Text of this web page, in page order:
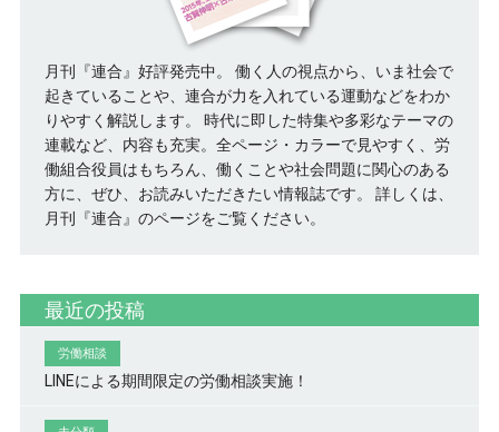
月刊『連合』好評発売中。 働く人の視点から、いま社会で
起きていることや、連合が力を入れている運動などをわか
りやすく解説します。 時代に即した特集や多彩なテーマの
連載など、内容も充実。全ページ・カラーで見やすく、労
働組合役員はもちろん、働くことや社会問題に関心のある
方に、ぜひ、お読みいただきたい情報誌です。 詳しくは、
月刊『連合』のページをご覧ください。
最近の投稿
労働相談
LINEによる期間限定の労働相談実施！